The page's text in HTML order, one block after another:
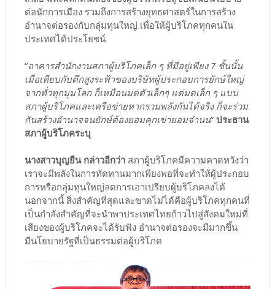
ต่อนักการเมือง รวมถึงการสร้างยุทธศาสตร์ในการสร้าง
อำนาจต่อรองกับกลุ่มทุนใหญ่ เพื่อให้ผู้บริโภคทุกคนใน
ประเทศได้ประโยชน์
“อาคารสำนักงานสภาผู้บริโภคเล็ก ๆ ที่มีอยู่เพียง 7 ชั้นนั้น
เมื่อเทียบกับตึกสูงระฟ้าของบริษัทผู้ประกอบการยักษ์ใหญ่
จากทั่วทุกมุมโลก ก็เหมือนมดตัวเล็กๆ แต่มดเล็ก ๆ แบบ
สภาผู้บริโภคและเครือข่ายหากรวมพลังกันได้จริง ก็จะร่วม
กันสร้างอำนาจจนยักษ์ต้องยอมคุกเข่ายอมจำนน” ประธาน
สภาผู้บริโภคระบุ
นางสาวบุญยืน กล่าวอีกว่าสภาผู้บริโภคมีความคาดหวังว่า
เราจะมีพลังในการทัดทานมากเพียงพอที่จะทำให้ผู้ประกอบ
การหรือกลุ่มทุนใหญ่ลดการเอาเปรียบผู้บริโภคลงได้
นอกจากนี้ สิ่งสำคัญที่สุดและขาดไม่ได้คือผู้บริโภคทุกคนที่
เป็นกำลังสำคัญที่จะนำพาประเทศไทยก้าวไปสู่สังคมใหม่ที่
เสียงของผู้บริโภคจะได้รับฟัง อำนาจต่อรองจะมีมากขึ้น
มีนโยบายรัฐที่เป็นธรรมต่อผู้บริโภค